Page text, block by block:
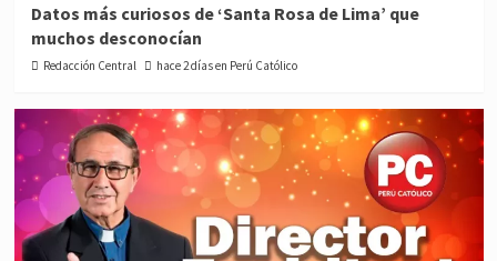
Datos más curiosos de ‘Santa Rosa de Lima’ que
muchos desconocían
Redacción Central hace 2 días en Perú Católico